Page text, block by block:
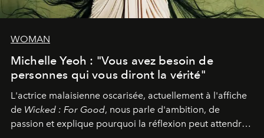
WOMAN
Michelle Yeoh : "Vous avez besoin de
personnes qui vous diront la vérité"
L'actrice malaisienne oscarisée, actuellement à l'affiche
de Wicked : For Good, nous parle d'ambition, de
passion et explique pourquoi la réflexion peut attendre.